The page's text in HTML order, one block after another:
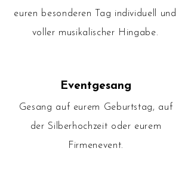
euren besonderen Tag individuell und
voller musikalischer Hingabe.
Eventgesang
Gesang auf eurem Geburtstag, auf
der Silberhochzeit oder eurem
Firmenevent.